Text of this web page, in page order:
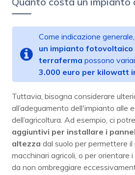
Come indicazione
un impianto fotovoltaico
terraferma possono
3.000 euro per kilowatt
Tuttavia, bisogna considerare
all’adeguamento dell'impianto alle
dell’agricoltura. Ad esempio, ci
aggiuntivi per installare i
altezza dal suolo per permettere il
macchinari agricoli, o per orientare
da non ombreggiare